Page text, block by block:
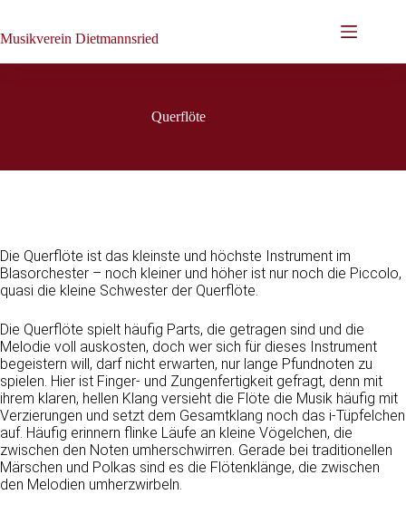
springen
Musikverein Dietmannsried
Querflöte
Die Querflöte ist das kleinste und höchste Instrument im
Blasorchester – noch kleiner und höher ist nur noch die Piccolo,
quasi die kleine Schwester der Querflöte.
Die Querflöte spielt häufig Parts, die getragen sind und die
Melodie voll auskosten, doch wer sich für dieses Instrument
begeistern will, darf nicht erwarten, nur lange Pfundnoten zu
spielen. Hier ist Finger- und Zungenfertigkeit gefragt, denn mit
ihrem klaren, hellen Klang versieht die Flöte die Musik häufig mit
Verzierungen und setzt dem Gesamtklang noch das i-Tüpfelchen
auf. Häufig erinnern flinke Läufe an kleine Vögelchen, die
zwischen den Noten umherschwirren. Gerade bei traditionellen
Märschen und Polkas sind es die Flötenklänge, die zwischen
den Melodien umherzwirbeln.